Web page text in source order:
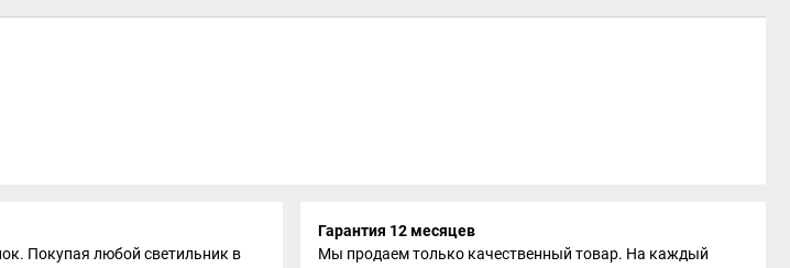
Покупая любой светильник в
Гарантия 12 месяцев
Мы продаем только качественный товар. На каждый